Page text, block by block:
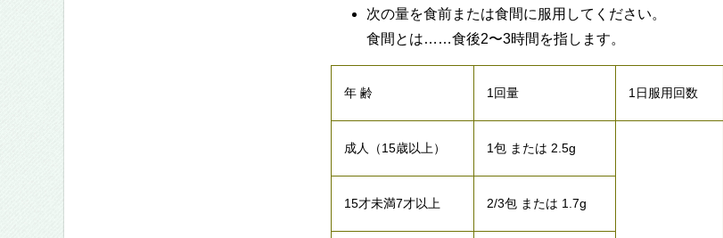
次の量を食前または食間に服用してください。
食間とは……食後2〜3時間を指します。
年 齢 1回量 1日服用回数
成人（15歳以上） 1包 または 2.5g
15才未満7才以上 2/3包 または 1.7g